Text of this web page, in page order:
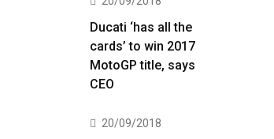
Ducati ‘has all the
cards’ to win 2017
MotoGP title, says
CEO
20/09/2018